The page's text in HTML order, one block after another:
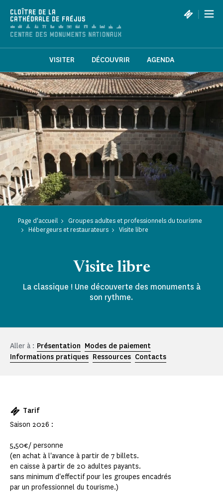
CLOÎTRE DE LA
CATHÉDRALE DE FRÉJUS
|
VISITER DÉCOUVRIR AGENDA
Page d'accueil
Groupes adultes et professionnels du tourisme
Hébergeurs et restaurateurs
Visite libre
Visite libre
La classique ! Une découverte des monuments à
son rythme.
Aller à : Présentation Modes de paiement
Informations pratiques Ressources Contacts
Tarif
Saison 2026 :
5,50€/ personne
(en achat à l'avance à partir de 7 billets.
en caisse à partir de 20 adultes payants.
sans minimum d'effectif pour les groupes encadrés
par un professionnel du tourisme.)